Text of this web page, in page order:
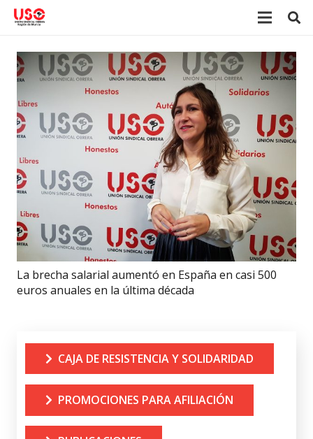
La brecha salarial aumentó en España en casi 500
euros anuales en la última década
CAJA DE RESISTENCIA Y SOLIDARIDAD
PROMOCIONES PARA AFILIACIÓN